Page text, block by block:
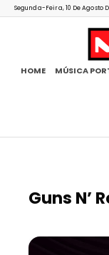
Segunda-Feira, 10 De Agosto
HOME MÚSICA
Guns N’